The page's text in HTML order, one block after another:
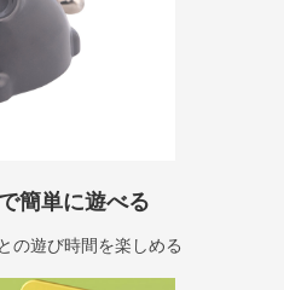
簡単に遊べる
の遊び時間を楽しめる